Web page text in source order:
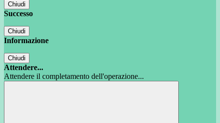
Chiudi
Successo
Chiudi
Informazione
Chiudi
Attendere...
Attendere il completamento dell'operazione...